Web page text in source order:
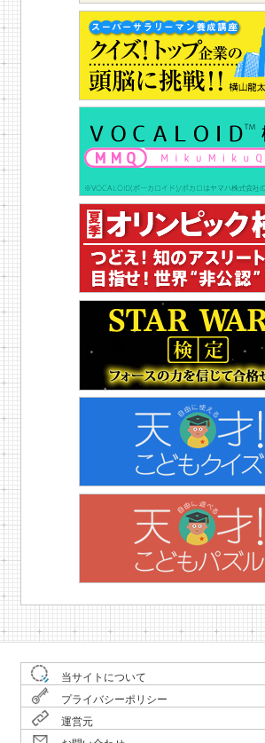
当サイトについて
プライバシーポリシー
運営元